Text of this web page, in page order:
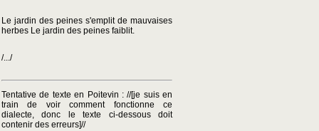
Le jardin des peines s'emplit de mauvaises
herbes Le jardin des peines faiblit.
/.../
Tentative de texte en Poitevin : //[je suis en
train de voir comment fonctionne ce
dialecte, donc le texte ci-dessous doit
contenir des erreurs]//